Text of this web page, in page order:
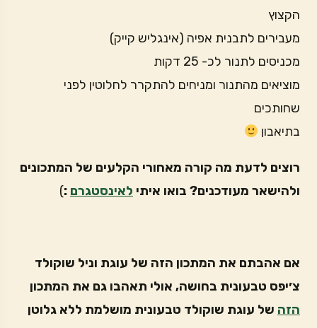
הקצוץ
מעבירים לתבנית אפיה (אינגליש קייק)
מכניסים לתנור לכ- 25 דקות
מוציאים מהתנור ומניחים להתקרר לחלוטין לפני
שחותכים
בתיאבון
רוצים לדעת מה קורה מאחורי הקלעים של המתכונים
ולהישאר מעודכנים? בואו איתי לאינסטגרם :
)
אם אהבתם את המתכון הזה של עוגת וניל שוקולד
צ׳יפס טבעונית בחושה, אולי תאהבו גם את המתכון
הזה של עוגת שוקולד טבעונית מושלמת ללא גלוטן